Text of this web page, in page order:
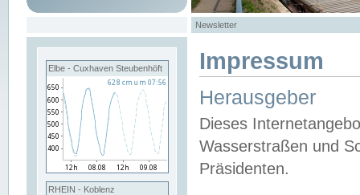
Newsletter
Elbe - Cuxhaven Steubenhöft
RHEIN - Koblenz
Impressum
Herausgeber
Dieses
Wasserstraßen und
Präsidenten.